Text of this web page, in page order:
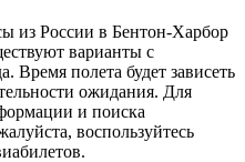
из России в Бентон-Харбор
варианты с
Время полета будет зависеть
ожидания. Для
и поиска
воспользуйтесь